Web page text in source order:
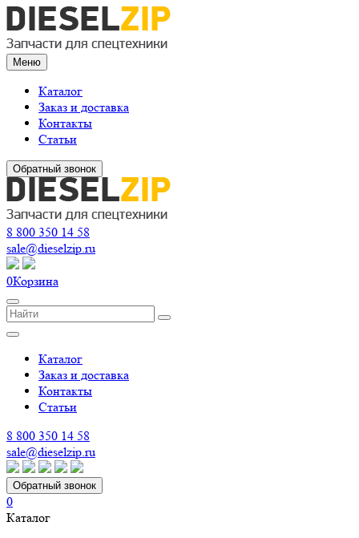
Меню
Каталог
Заказ и доставка
Контакты
Статьи
Обратный звонок
8 800 350 14 58
sale@dieselzip.ru
0Корзина
Каталог
Заказ и доставка
Контакты
Статьи
8 800 350 14 58
sale@dieselzip.ru
Обратный звонок
0
Каталог